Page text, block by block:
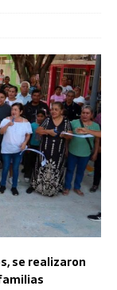
se realizaron